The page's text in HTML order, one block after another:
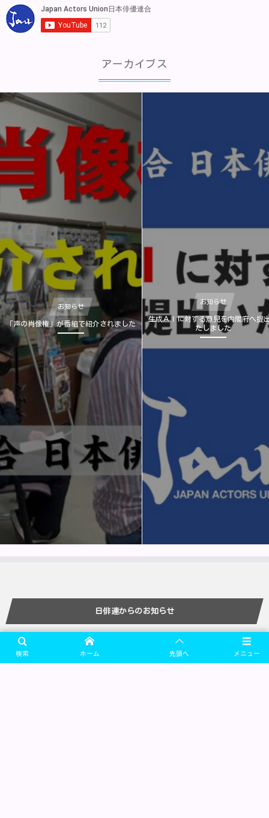
アーカイブス
お知らせ
「声の肖像権」が番組で紹介されました
お知らせ
生成ＡＩに対する意見を内閣府へ提
たしました
日俳連からのお知らせ
More
メニュー
検索 ホーム 先頭へ